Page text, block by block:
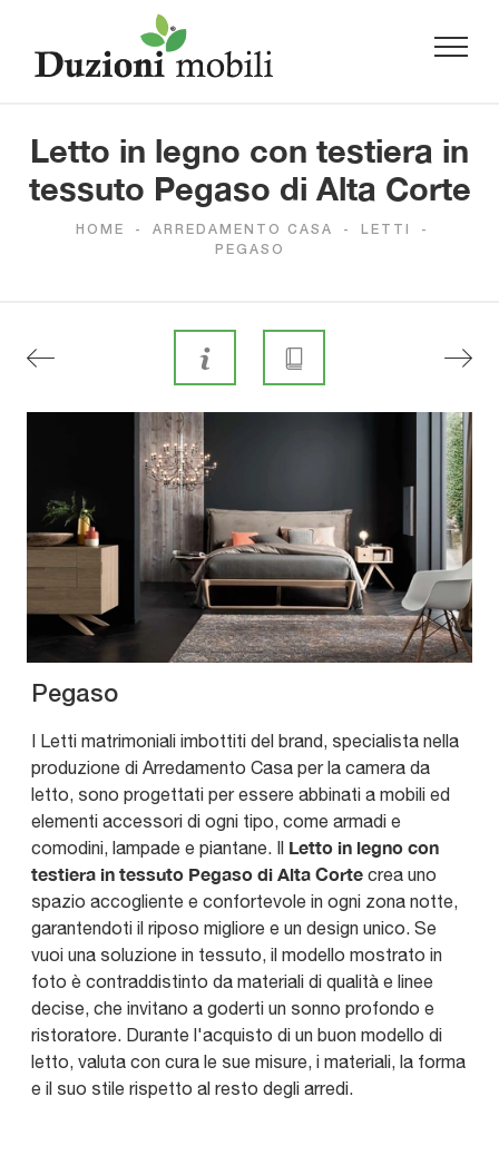
Letto in legno con testiera in
tessuto Pegaso di Alta Corte
HOME - ARREDAMENTO CASA - LETTI
-
PEGASO
Pegaso
I Letti matrimoniali imbottiti del brand, specialista nella
produzione di Arredamento Casa per la camera da
letto, sono progettati per essere abbinati a mobili ed
elementi accessori di ogni tipo, come armadi e
comodini, lampade e piantane. Il Letto in legno con
testiera in tessuto Pegaso di Alta Corte crea uno
spazio accogliente e confortevole in ogni zona notte,
garantendoti il riposo migliore e un design unico. Se
vuoi una soluzione in tessuto, il modello mostrato in
foto è contraddistinto da materiali di qualità e linee
decise, che invitano a goderti un sonno profondo e
ristoratore. Durante l'acquisto di un buon modello di
letto, valuta con cura le sue misure, i materiali, la forma
e il suo stile rispetto al resto degli arredi.